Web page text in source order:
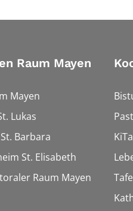
Raum Mayen
Mayen
Lukas
Barbara
St. Elisabeth
Raum Mayen